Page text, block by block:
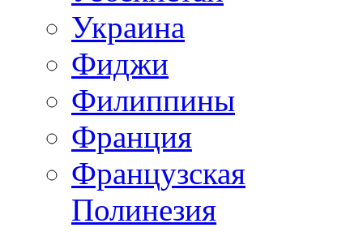
Украина
Фиджи
Филиппины
Франция
Французская
Полинезия